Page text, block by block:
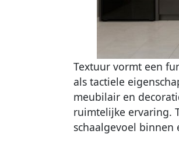
Textuur vormt een
als tactiele
meubilair en
ruimtelijke ervaring.
schaalgevoel binnen